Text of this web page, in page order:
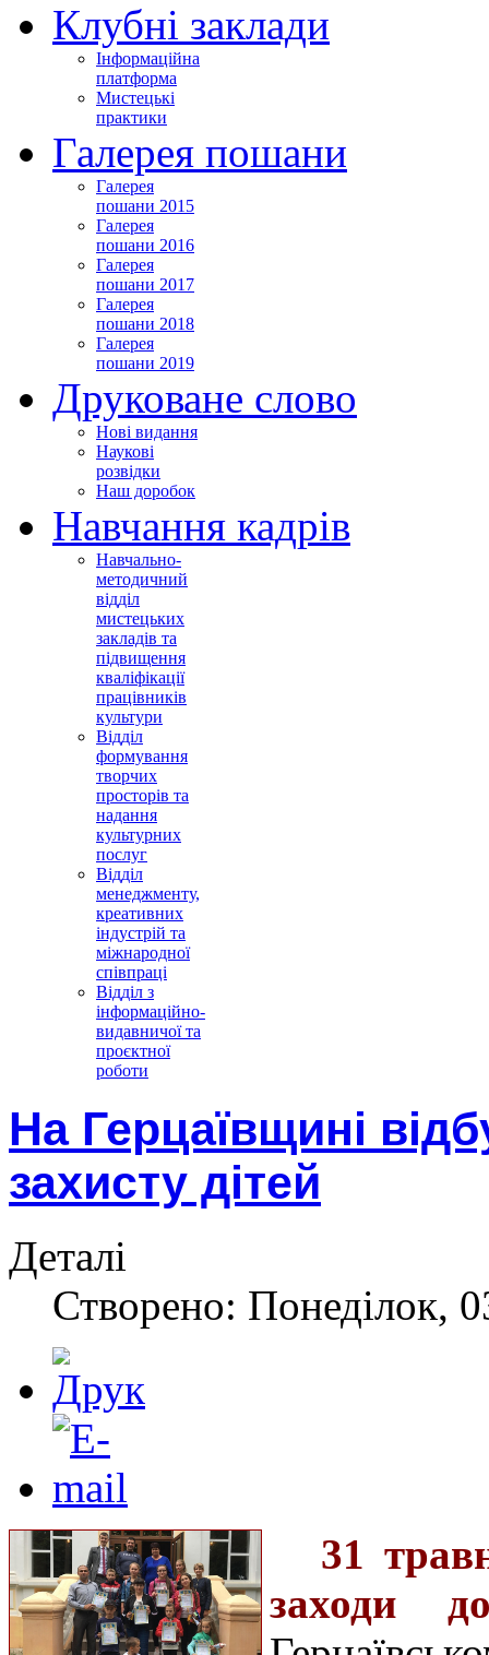
Клубні заклади
Інформаційна
платформа
Мистецькі
практики
Галерея пошани
Галерея
пошани 2015
Галерея
пошани 2016
Галерея
пошани 2017
Галерея
пошани 2018
Галерея
пошани 2019
Друковане слово
Нові видання
Наукові
розвідки
Наш доробок
Навчання кадрів
Навчально-
методичний
відділ
мистецьких
закладів та
підвищення
кваліфікації
працівників
культури
Відділ
формування
творчих
просторів та
надання
культурних
послуг
Відділ
менеджменту,
креативних
індустрій та
міжнародної
співпраці
Відділ з
інформаційно-
видавничої та
проєктної
роботи
На Герцаївщині
захисту дітей
Деталі
Створено: Понеділок,
31
заходи